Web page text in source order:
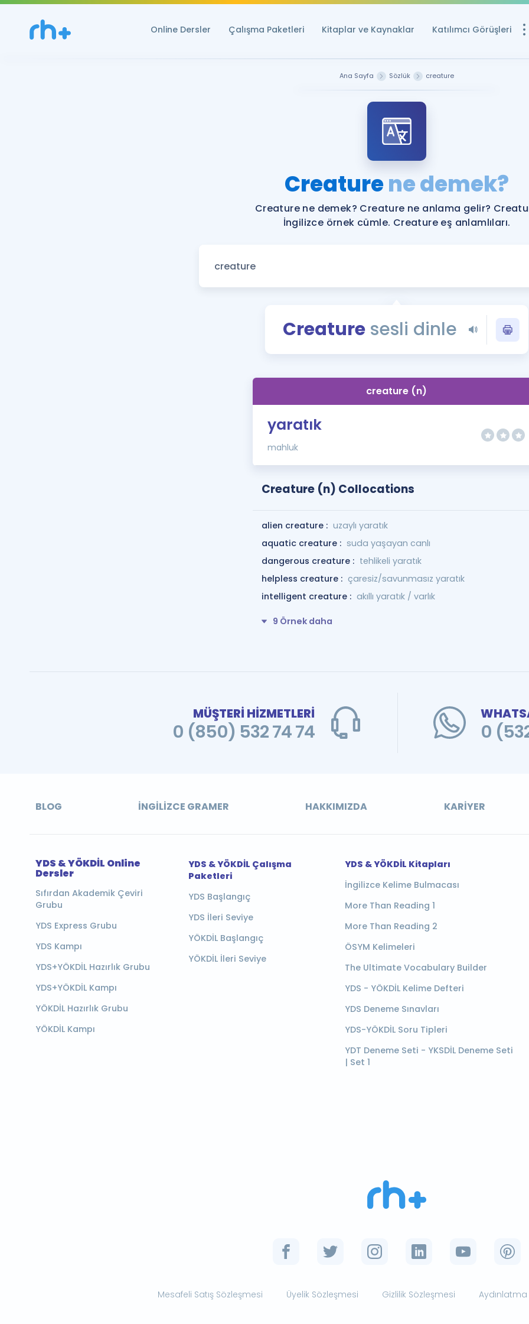
Online Dersler Çalışma Paketleri Kitaplar ve Kaynaklar Katılımcı Görüşleri
YDS ve YÖKDİL
YDS ve YÖKDİL'e
Tüm ÖSYM
YDS - YÖKDİL
İngilizce Gramer
Ana Sayfa Sözlük creature
Creaturene demek?
Creature ne demek? Creature ne anlama gelir?
İngilizce örnek cümle. Creature eş anlamlıları.
Creaturesesli dinle
creature (n)
yaratık
mahluk
Creature (n) Collocations
alien creature : uzaylı yaratık
aquatic creature : suda yaşayan canlı
dangerous creature : tehlikeli yaratık
helpless creature : çaresiz/savunmasız yaratık
intelligent creature : akıllı yaratık / varlık
9 Örnek daha
MÜŞTERİ HİZMETLERİ
0 (850) 532 74 74 0
BLOG İNGILIZCE GRAMER HAKKIMIZDA KARIYER
YDS & YÖKDİL Online
Dersler
Sıfırdan Akademik Çeviri
Grubu
YDS Express Grubu
YDS Kampı
YDS+YÖKDİL Hazırlık Grubu
YDS+YÖKDİL Kampı
YÖKDİL Hazırlık Grubu
YÖKDİL Kampı
YDS & YÖKDİL Çalışma
Paketleri
YDS Başlangıç
YDS İleri Seviye
YÖKDİL Başlangıç
YÖKDİL İleri Seviye
YDS & YÖKDİL Kitapları
İngilizce Kelime Bulmacası
More Than Reading 1
More Than Reading 2
ÖSYM Kelimeleri
The Ultimate Vocabulary Builder
YDS - YÖKDİL Kelime Defteri
YDS Deneme Sınavları
YDS-YÖKDİL Soru Tipleri
YDT Deneme Seti - YKSDİL Deneme Seti
| Set 1
Mesafeli Satış Sözleşmesi Üyelik Sözleşmesi Gizlilik Sözleşmesi